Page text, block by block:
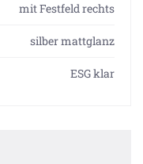
mit Festfeld rechts
silber mattglanz
ESG klar